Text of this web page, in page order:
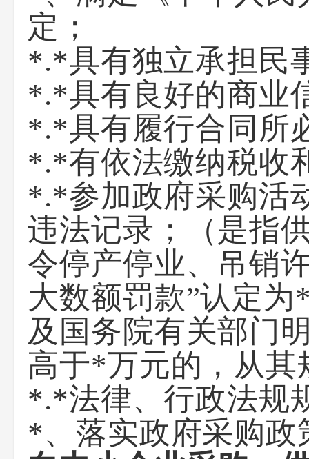
定；
*.*具有独立承担民
*.*具有良好的商业
*.*具有履行合同所
*.*有依法缴纳税收
*.*参加政府采购活
违法记录；（是指
令停产停业、吊销
大数额罚款”认定
及国务院有关部门
高于*万元的，从其
*.*法律、行政法规
*、落实政府采购政